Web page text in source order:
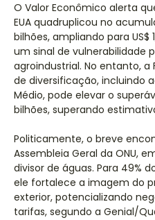
O Valor Econômico alerta
EUA quadruplicou no
bilhões, ampliando para
um sinal de vulnerabilidade
agroindustrial. No entanto, a
de diversificação, incluindo
Médio, pode elevar o
bilhões, superando
Politicamente, o breve
Assembleia Geral da ONU,
divisor de águas. Para 49%
ele fortalece a imagem do
exterior, potencializando
tarifas, segundo a Genial/